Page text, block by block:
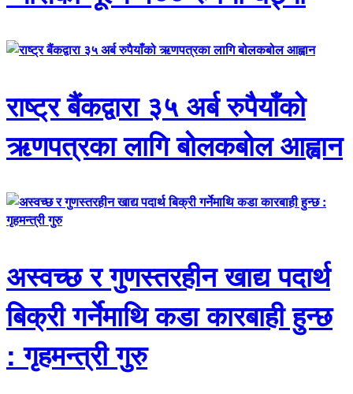
राष्ट्र बैंकद्वारा ३५ अर्ब रुपैयाँको
ऋणपत्रका लागि बोलकबोल आह्वान
अस्वच्छ र गुणस्तरहीन खाद्य पदार्थ
बिक्री गर्नेमाथि कडा कारबाही हुन्छ
: गृहमन्त्री गुरु